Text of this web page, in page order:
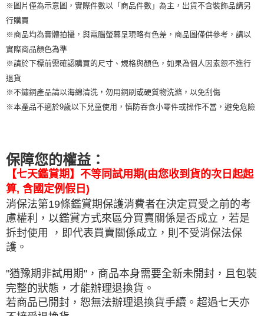
※圖片僅為示意圖，實際件數以「商品件數」為主，出貨不含裝飾品請另
行購買
※商品均為實體拍攝，與電腦螢幕呈現略有色差，商品圖僅供參考，請以
實際商品顏色為準
※請於下標前需確認購買的尺寸、規格與顏色，如果為個人因素恕不進行
退貨
※不鏽鋼產品請以海綿清洗，勿用鋼刷或硬質物洗滌，以免刮傷
※本產品不適於9歲以下兒童使用，慎防吞食小零件或操作不當，避免危險
保障您的權益：
【七天鑑賞期】不等同試用期(由您收到貨的次日起起
算, 含國定例假日)
消保法第19條鑑賞期保護消費者在決定買受之前的考
慮權利，以鑑賞方式來區分買賣關係是否成立，若是
拆封使用 ，即代表買賣關係成立， 則不受消保法保
護。
"猶豫期非試用期"，商品本身需要全新未開封，且包裝
完整的狀態，才能辦理退換貨。
若商品已開封，恕無法辦理退換貨手續。超過七天亦